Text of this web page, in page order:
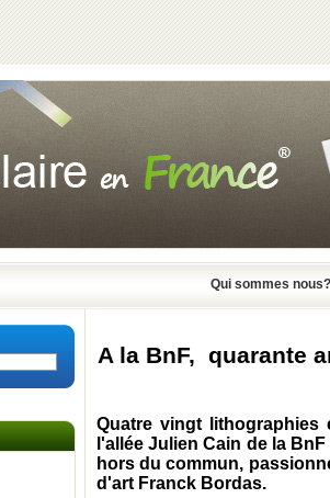
Qui sommes nous?
A la BnF, quarante
Quatre vingt lithographies
l'allée Julien Cain de la
hors du commun,
d'art Franck Bordas.